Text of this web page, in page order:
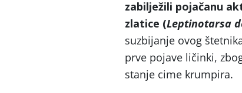
zabilježili pojačanu
zlatice (Leptinotarsa
suzbijanje ovog
prve pojave ličinki,
stanje cime krumpira.